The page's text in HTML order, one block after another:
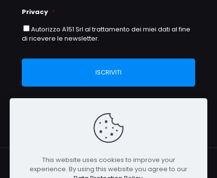
Privacy *
Autorizzo A151 Srl al trattamento dei miei dati al fine
di ricevere le newsletter.
This website uses cookies to improve your
experience. By using this website you agree to our